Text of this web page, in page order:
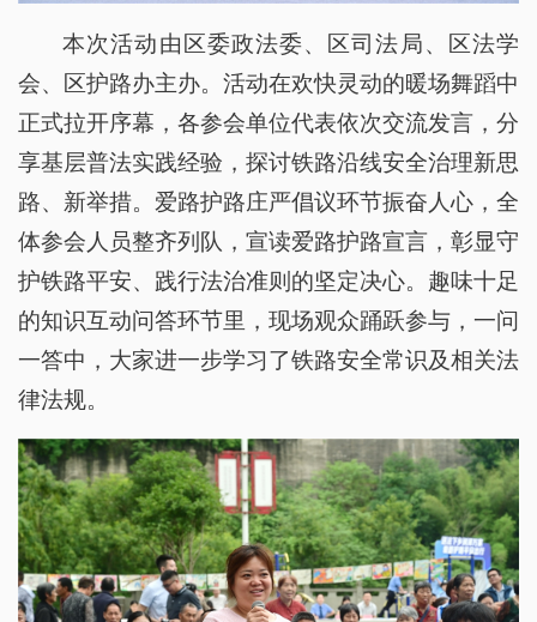
本次活动由区委政法委、区司法局、区法学
会、区护路办主办。活动在欢快灵动的暖场舞蹈中
正式拉开序幕，各参会单位代表依次交流发言，分
享基层普法实践经验，探讨铁路沿线安全治理新思
路、新举措。爱路护路庄严倡议环节振奋人心，全
体参会人员整齐列队，宣读爱路护路宣言，彰显守
护铁路平安、践行法治准则的坚定决心。趣味十足
的知识互动问答环节里，现场观众踊跃参与，一问
一答中，大家进一步学习了铁路安全常识及相关法
律法规。